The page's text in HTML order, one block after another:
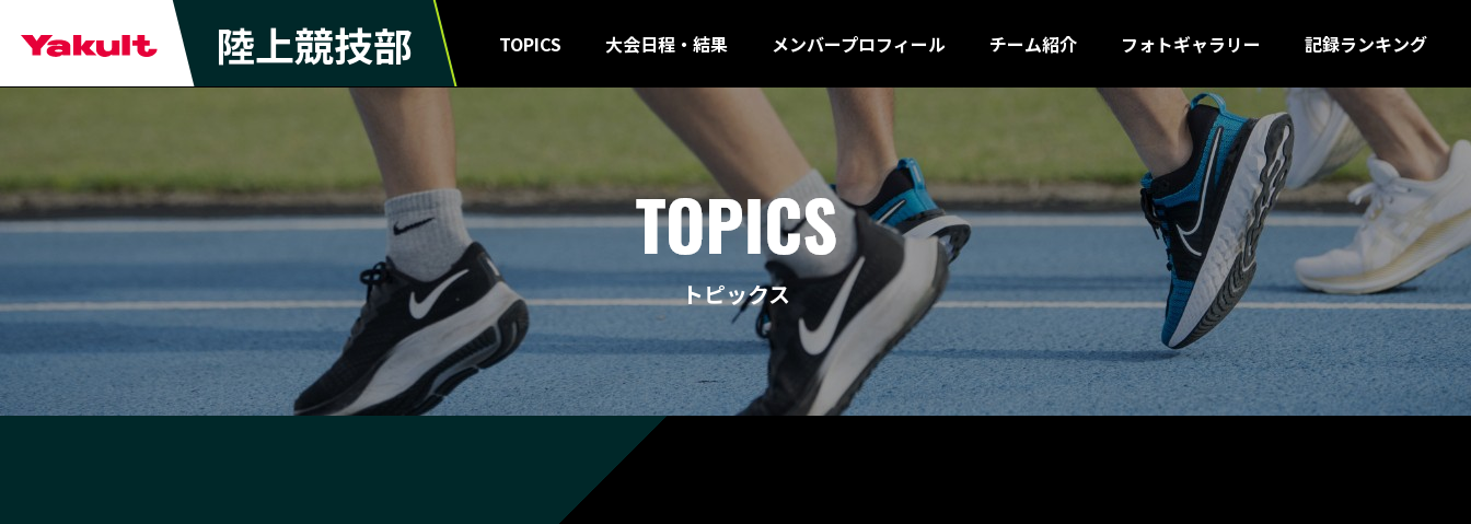
陸上競技部 TOPICS 大会日程・結果 メンバープロフィール チーム紹介 フォトギャラリー 記録ランキング
トピックス